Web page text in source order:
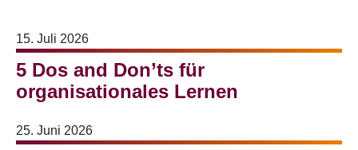
15. Juli 2026
5 Dos and Don’ts für
organisationales Lernen
25. Juni 2026